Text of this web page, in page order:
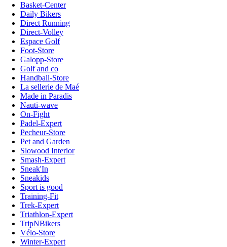
Basket-Center
Daily Bikers
Direct Running
Direct-Volley
Espace Golf
Foot-Store
Galopp-Store
Golf and co
Handball-Store
La sellerie de Maé
Made in Paradis
Nauti-wave
On-Fight
Padel-Expert
Pecheur-Store
Pet and Garden
Slowood Interior
Smash-Expert
Sneak'In
Sneakids
Sport is good
Training-Fit
Trek-Expert
Triathlon-Expert
TripNBikers
Vélo-Store
Winter-Expert